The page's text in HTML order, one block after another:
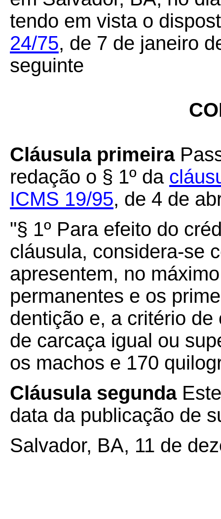
tendo em vista o
24/75, de 7 de janeiro
seguinte
Cláusula primeira
redação o § 1º da
ICMS 19/95, de 4 de
"§ 1º Para efeito do
cláusula, considera-se
apresentem, no
permanentes e os
dentição e, a critério
de carcaça igual ou
os machos e 170
Cláusula segunda
data da publicação de
Salvador, BA, 11 de